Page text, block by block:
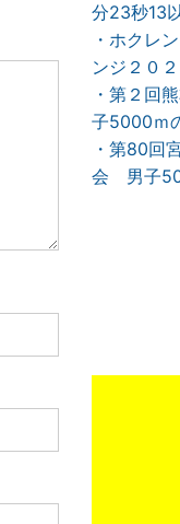
分23秒13
・ホクレ
ンジ２０
・第２回
子5000ｍ
・第80回
会 男子